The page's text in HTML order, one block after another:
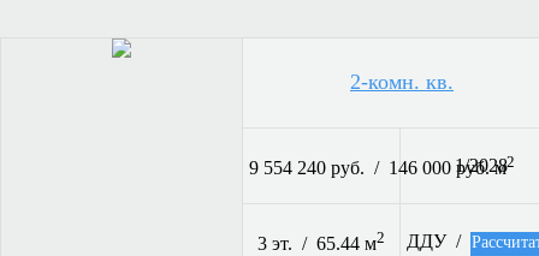
2-комн. кв.
9 554 240 руб. / 146 000 руб. м2
1/2028
3 эт. / 65.44 м2 ДДУ /